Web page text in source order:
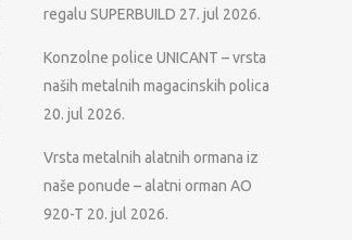
regalu SUPERBUILD 27. jul 2026.
Konzolne police UNICANT – vrsta
naših metalnih magacinskih polica
20. jul 2026.
Vrsta metalnih alatnih ormana iz
naše ponude – alatni orman AO
920-T 20. jul 2026.